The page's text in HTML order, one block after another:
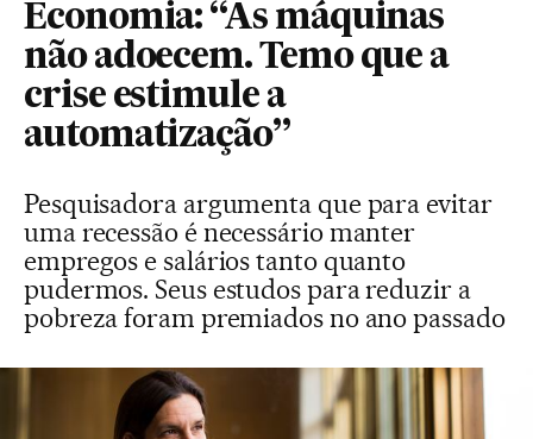
Economia: “As máquinas
não adoecem. Temo que a
crise estimule a
automatização”
Pesquisadora argumenta que para evitar
uma recessão é necessário manter
empregos e salários tanto quanto
pudermos. Seus estudos para reduzir a
pobreza foram premiados no ano passado